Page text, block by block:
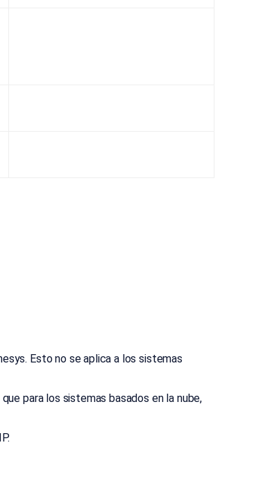
Esto no se aplica a los sistemas
para los sistemas basados en la nube,